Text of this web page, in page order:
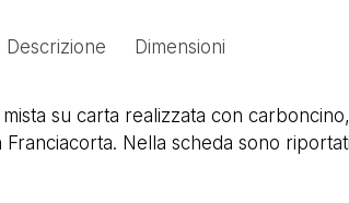
Descrizione Dimensioni
su carta realizzata con
Nella scheda sono